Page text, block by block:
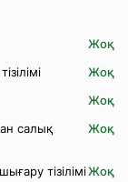
Жоқ
Жоқ
Жоқ
салық
Жоқ
тізіліміЖоқ